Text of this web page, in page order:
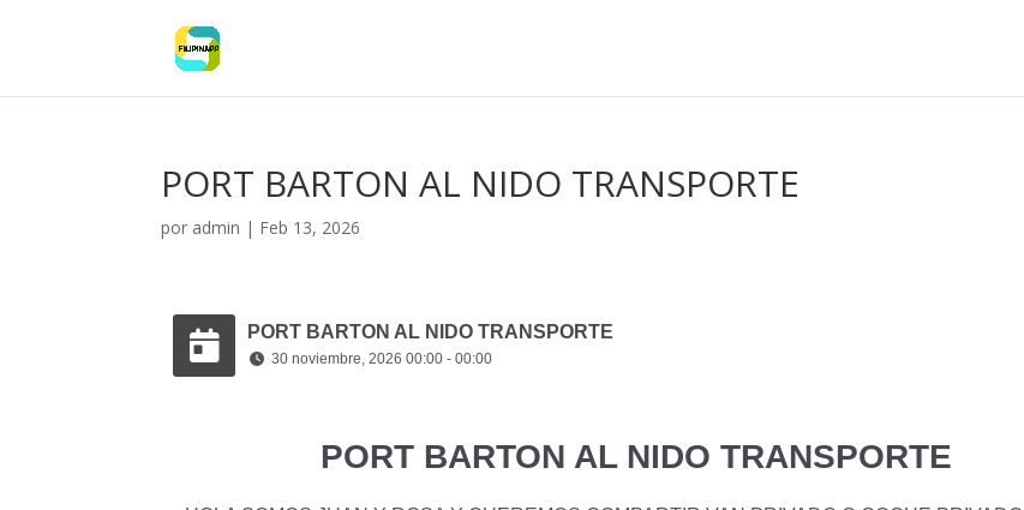
PORT BARTON AL NIDO TRANSPORTE
por admin | Feb 13, 2026
PORT BARTON AL NIDO TRANSPORTE
30 noviembre, 2026 00:00 - 00:00
PORT BARTON AL NIDO TRANSPORTE